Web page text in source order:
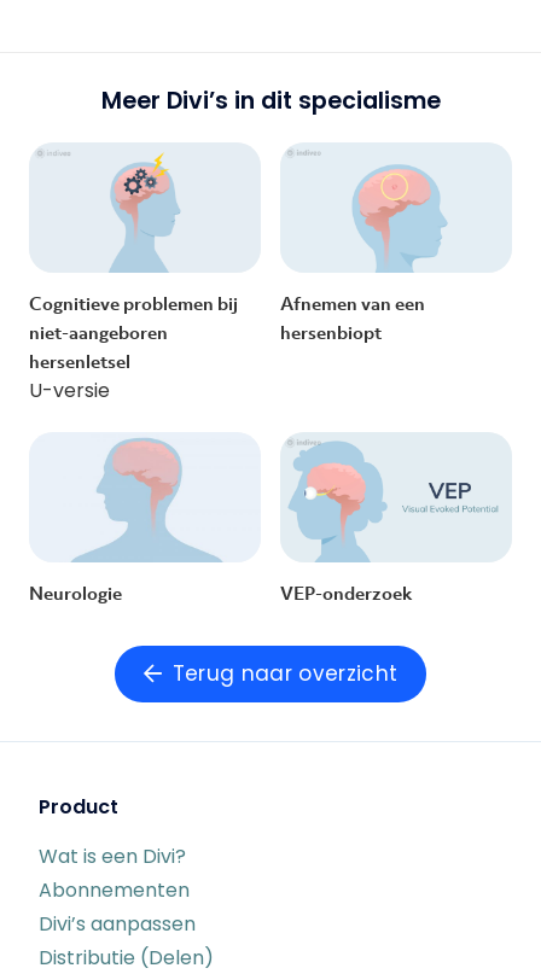
Meer Divi’s in dit specialisme
Cognitieve problemen bij
niet-aangeboren
hersenletsel
U-versie
Afnemen van een
hersenbiopt
Neurologie VEP-onderzoek
Terug naar overzicht
Product
Wat is een Divi?
Abonnementen
Divi’s aanpassen
Distributie (Delen)